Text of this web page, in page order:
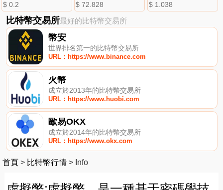
$ 0.2 $ 72.828 $ 1.038
比特幣交易所最好的比特幣交易所
幣安
世界排名第一的比特幣交易所
URL：https://www.binance.com
火幣
成立於2013年的比特幣交易所
URL：https://www.huobi.com
歐易OKX
成立於2014年的比特幣交易所
URL：https://www.okx.com
首頁 > 比特幣行情 > Info